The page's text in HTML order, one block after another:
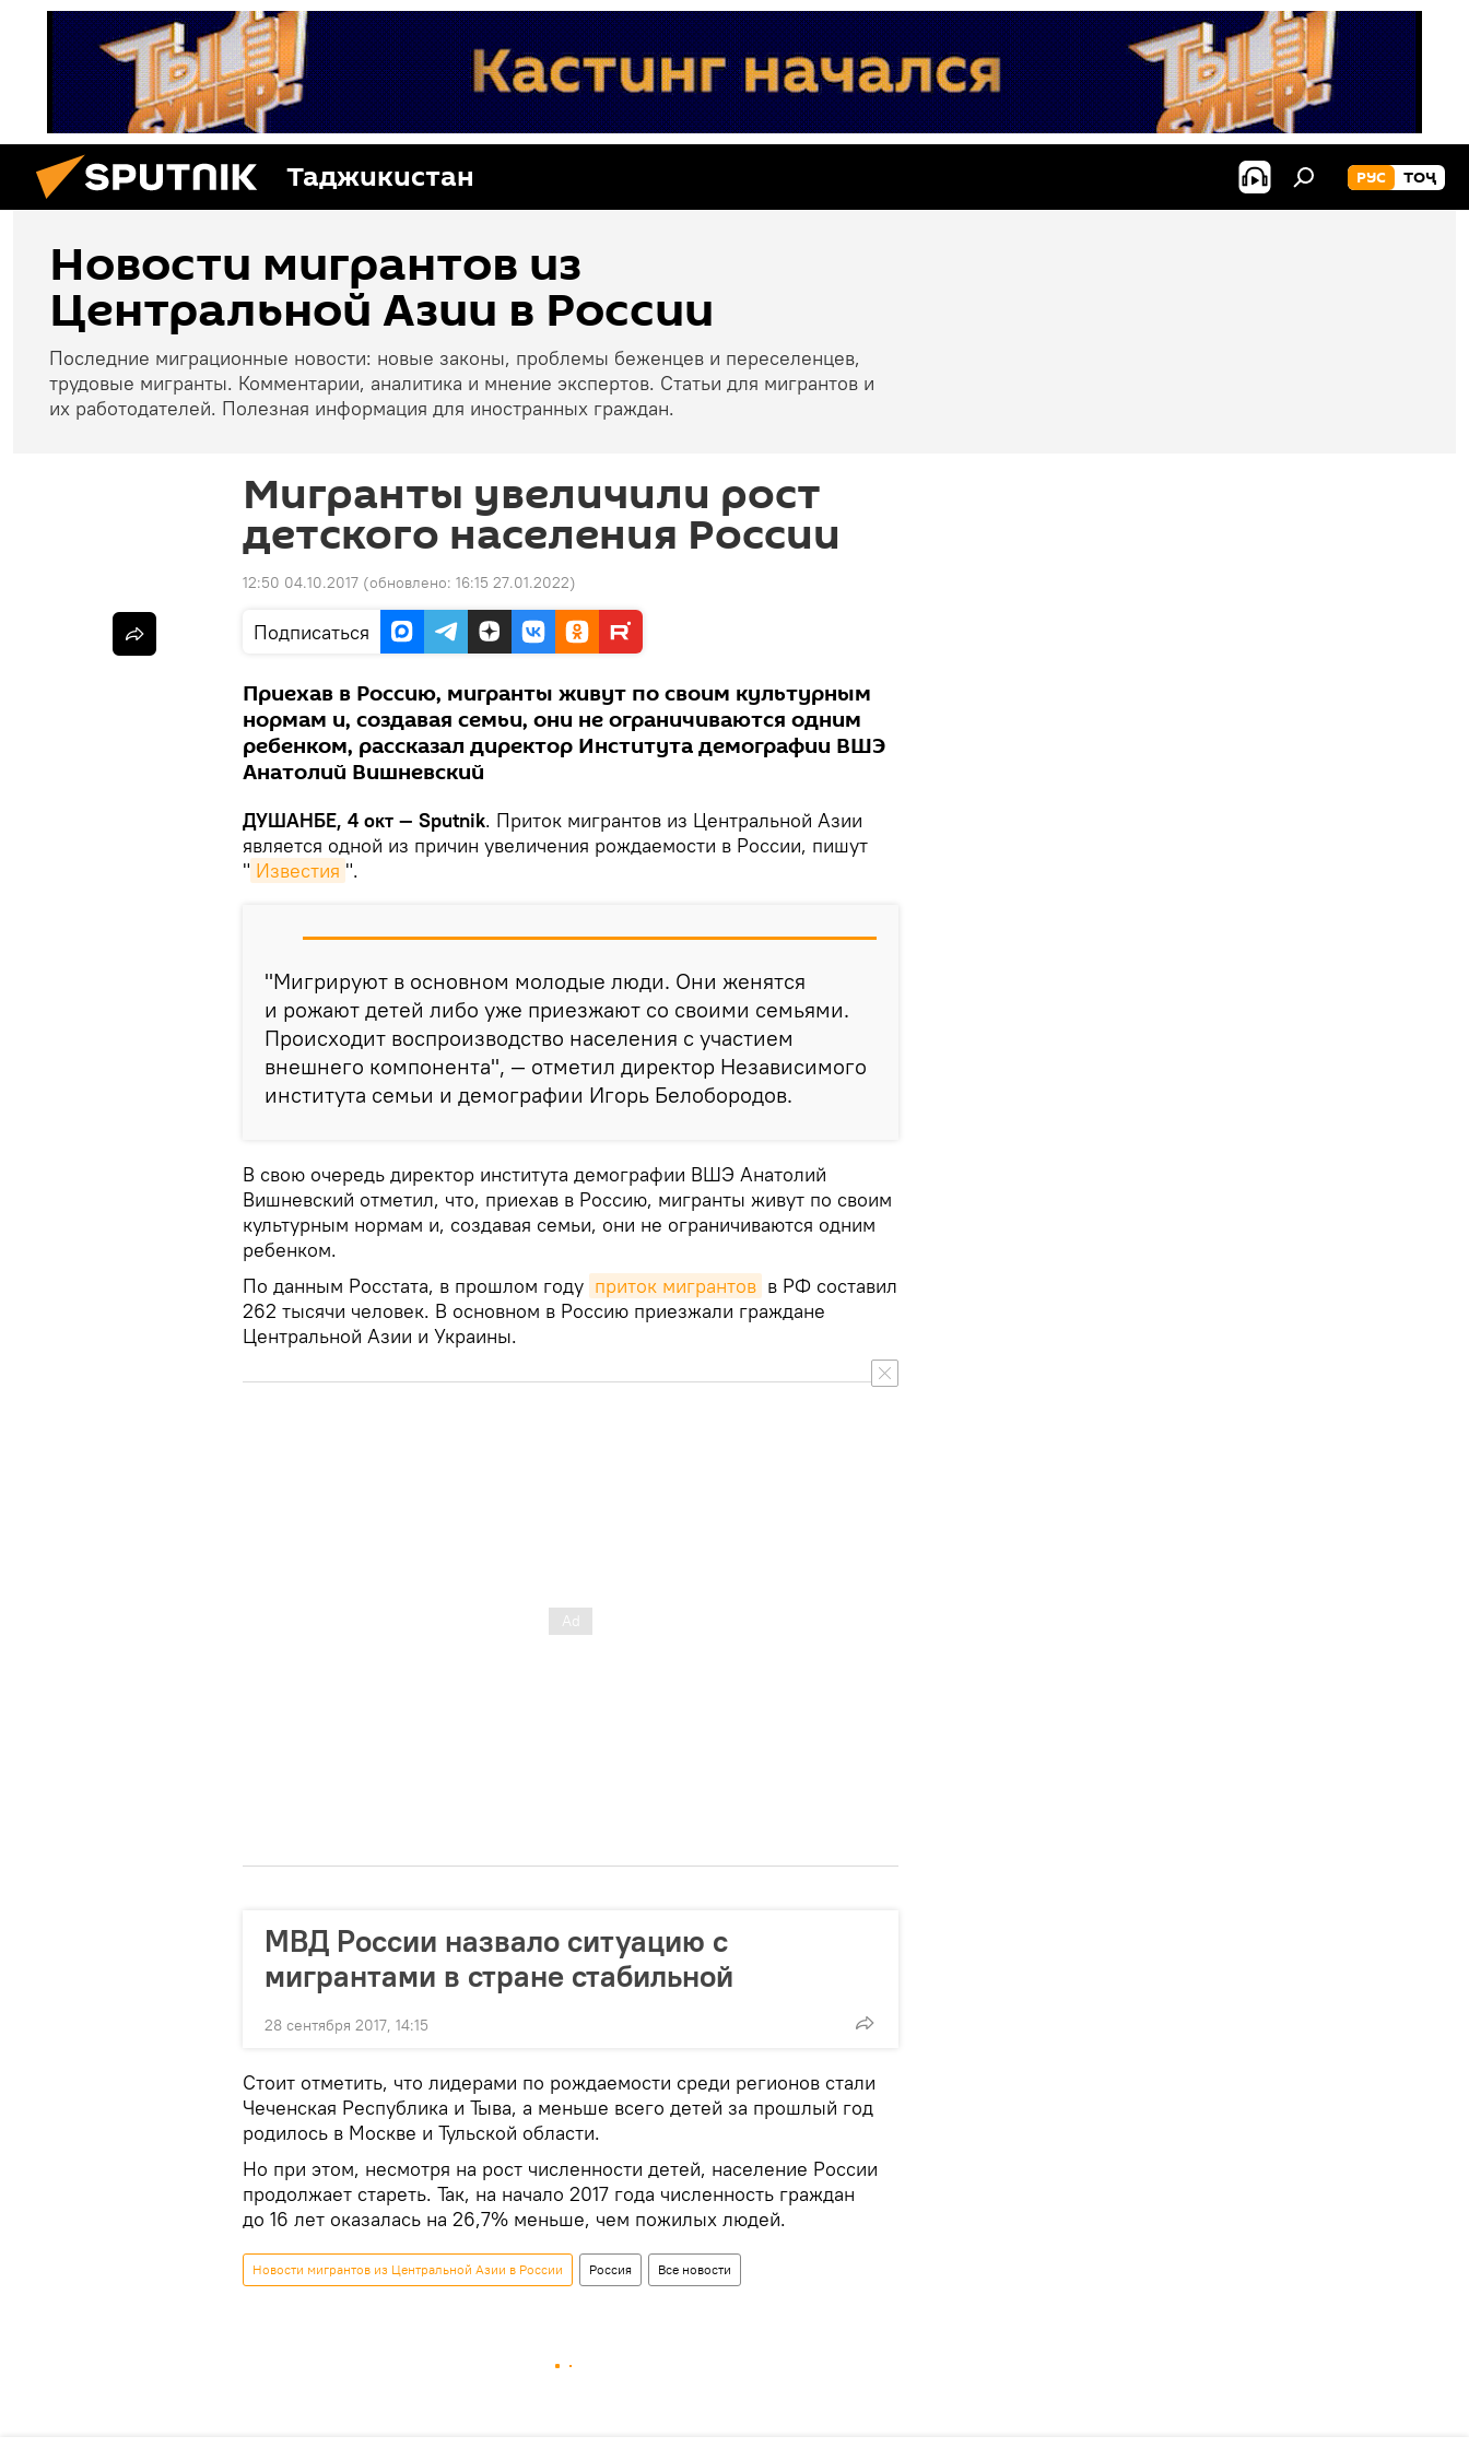
Таджикистан РУС ТОҶ
Новости мигрантов из
Центральной Азии в России
Последние миграционные новости: новые законы, проблемы беженцев и переселенцев,
трудовые мигранты. Комментарии, аналитика и мнение экспертов. Статьи для мигрантов и
их работодателей. Полезная информация для иностранных граждан.
Мигранты увеличили рост
детского населения России
12:50 04.10.2017 (обновлено: 16:15 27.01.2022)
Подписаться
Приехав в Россию, мигранты живут по своим культурным
нормам и, создавая семьи, они не ограничиваются одним
ребенком, рассказал директор Института демографии ВШЭ
Анатолий Вишневский
ДУШАНБЕ, 4 окт — Sputnik. Приток мигрантов из Центральной Азии
является одной из причин увеличения рождаемости в России, пишут
" Известия ".
"Мигрируют в основном молодые люди. Они женятся
и рожают детей либо уже приезжают со своими семьями.
Происходит воспроизводство населения с участием
внешнего компонента", — отметил директор Независимого
института семьи и демографии Игорь Белобородов.
В свою очередь директор института демографии ВШЭ Анатолий
Вишневский отметил, что, приехав в Россию, мигранты живут по своим
культурным нормам и, создавая семьи, они не ограничиваются одним
ребенком.
По данным Росстата, в прошлом году приток мигрантов в РФ составил
262 тысячи человек. В основном в Россию приезжали граждане
Центральной Азии и Украины.
МВД России назвало ситуацию с
мигрантами в стране стабильной
28 сентября 2017, 14:15
Стоит отметить, что лидерами по рождаемости среди регионов стали
Чеченская Республика и Тыва, а меньше всего детей за прошлый год
родилось в Москве и Тульской области.
Но при этом, несмотря на рост численности детей, население России
продолжает стареть. Так, на начало 2017 года численность граждан
до 16 лет оказалась на 26,7% меньше, чем пожилых людей.
Новости мигрантов из Центральной Азии в России Россия Все новости